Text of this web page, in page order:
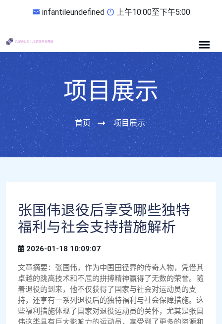
infantileundefined 上午10:00至下午5:00
项目展示
首页 项目展示
张国伟退役后享受哪些独特
福利与社会支持措施解析
2026-01-18 10:09:07
文章摘要：张国伟，作为中国田径界的传奇人物，凭借其
卓越的跳高技术和不屈的拼搏精神赢得了无数的荣誉。随
着退役的到来，他不仅获得了国家与社会对运动员的支
持，还享有一系列退役后的独特福利与社会保障措施。这
些福利措施体现了国家对退役运动员的关怀，尤其是张国
伟这类具有巨大影响力的运动员，享受到了更多的资源和